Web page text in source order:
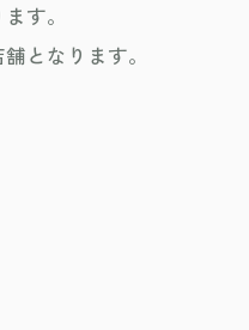
す。
となります。